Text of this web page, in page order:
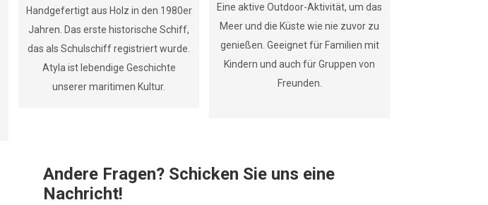
Handgefertigt aus Holz in den 1980er
Jahren. Das erste historische Schiff,
das als Schulschiff registriert wurde.
Atyla ist lebendige Geschichte
unserer maritimen Kultur.
Eine aktive Outdoor-Aktivität, um das
Meer und die Küste wie nie zuvor zu
genießen. Geeignet für Familien mit
Kindern und auch für Gruppen von
Freunden.
Andere Fragen? Schicken Sie uns eine
Nachricht!